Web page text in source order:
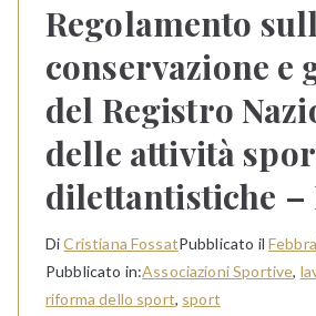
Regolamento
conservazione e
del Registro
delle attività
dilettantistiche –
DiCristiana FossatPubblicato il
Pubblicato in:Associazioni Sportive,
riforma dello sport, sport